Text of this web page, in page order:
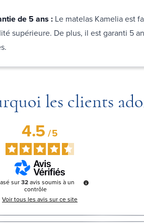
de 5 ans : Le matelas Kamelia est
supérieure. De plus, il est garanti 5
les clients
4.5/5
sur32avis soumis à un
contrôle
Voir tous les avis sur ce site